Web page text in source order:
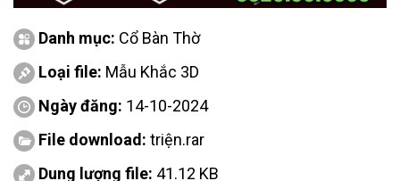
Danh mục: Cổ Bàn Thờ
Loại file: Mẫu Khắc 3D
Ngày đăng: 14-10-2024
File download: triện.rar
Dung lượng file: 41.12 KB